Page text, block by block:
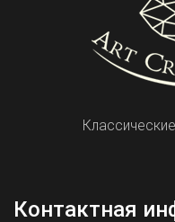
Контактная